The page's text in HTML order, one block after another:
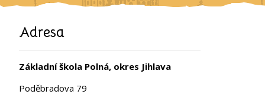
Adresa
Základní škola Polná, okres Jihlava
Poděbradova 79